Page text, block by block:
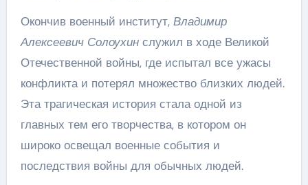
Окончив военный институт, Владимир
Алексеевич Солоухинслужил в ходе Великой
Отечественной войны, где испытал все ужасы
конфликта и потерял множество близких людей.
Эта трагическая история стала одной из
главных тем его творчества, в котором он
широко освещал военные события и
последствия войны для обычных людей.